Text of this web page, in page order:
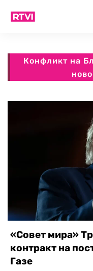
Конфликт на
«Совет мира»
контракт на
Газе